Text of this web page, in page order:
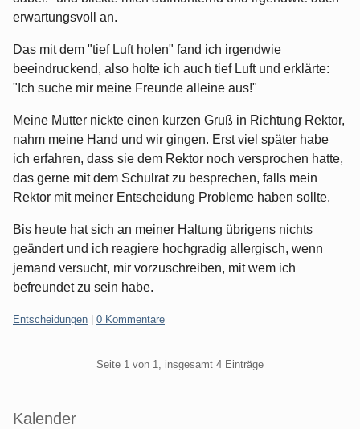
erwartungsvoll an.
Das mit dem "tief Luft holen" fand ich irgendwie
beeindruckend, also holte ich auch tief Luft und erklärte:
"Ich suche mir meine Freunde alleine aus!"
Meine Mutter nickte einen kurzen Gruß in Richtung Rektor,
nahm meine Hand und wir gingen. Erst viel später habe
ich erfahren, dass sie dem Rektor noch versprochen hatte,
das gerne mit dem Schulrat zu besprechen, falls mein
Rektor mit meiner Entscheidung Probleme haben sollte.
Bis heute hat sich an meiner Haltung übrigens nichts
geändert und ich reagiere hochgradig allergisch, wenn
jemand versucht, mir vorzuschreiben, mit wem ich
befreundet zu sein habe.
Kategorien:
Entscheidungen 0 Kommentare
Seite 1 von 1, insgesamt 4 Einträge
Seitenleiste
Kalender